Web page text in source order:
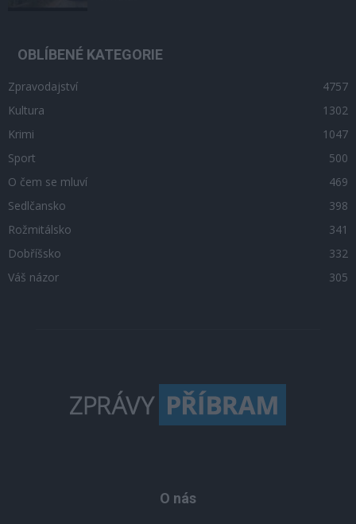
OBLÍBENÉ KATEGORIE
Zpravodajství
4757
Kultura
1302
Krimi
1047
Sport
500
O čem se mluví
469
Sedlčansko
398
Rožmitálsko
341
Dobříšsko
332
Váš názor
305
O nás